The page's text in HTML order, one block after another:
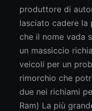
produttore di
lasciato cadere la
che il nome vada
un massiccio
veicoli per un
rimorchio che
due nei richiami
Ram) La più